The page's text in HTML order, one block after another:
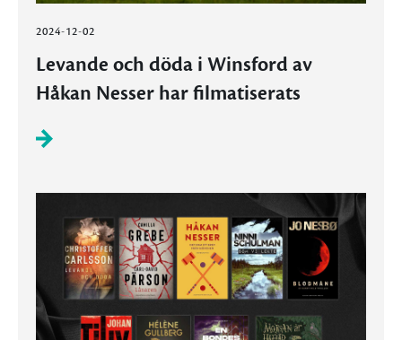
2024-12-02
Levande och döda i Winsford av
Håkan Nesser har filmatiserats